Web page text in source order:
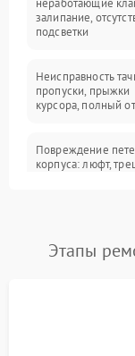
Батарея
Сеть и интернет
неработающие
залипание,
подсветки
Неисправность
пропуски, прыжки
курсора, полный
Повреждение
корпуса: люфт,
невозможность
Этапы